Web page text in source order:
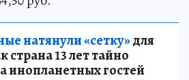
натянули «сетку»для
13 лет тайно
инопланетных гостей